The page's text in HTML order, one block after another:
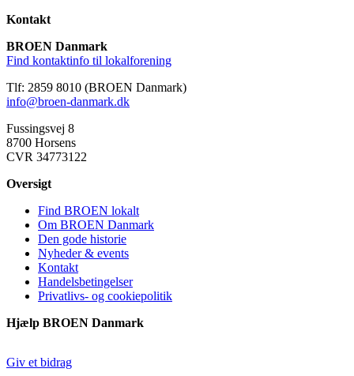
Kontakt
BROEN Danmark
Find kontaktinfo til lokalforening
Tlf: 2859 8010 (BROEN Danmark)
info@broen-danmark.dk
Fussingsvej 8
8700 Horsens
CVR 34773122
Oversigt
Find BROEN lokalt
Om BROEN Danmark
Den gode historie
Nyheder & events
Kontakt
Handelsbetingelser
Privatlivs- og cookiepolitik
Hjælp BROEN Danmark
Giv et bidrag